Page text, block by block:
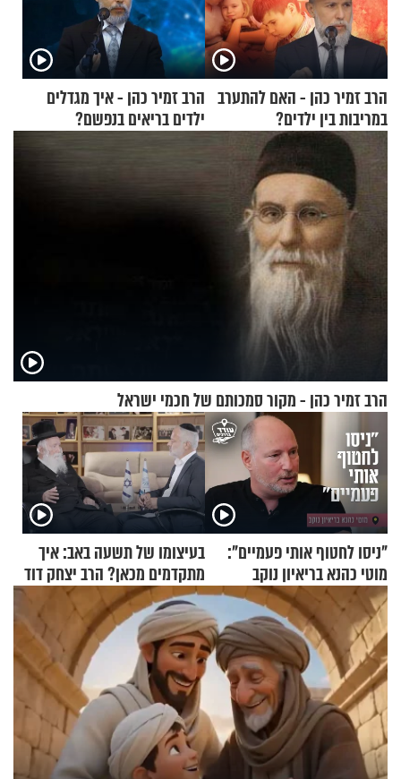
הרב זמיר כהן - האם להתערב
במריבות בין ילדים?
הרב זמיר כהן - איך מגדלים
ילדים בריאים בנפשם?
הרב זמיר כהן - מקור סמכותם של חכמי ישראל
"ניסו לחטוף אותי פעמיים":
מוטי כהנא בריאיון נוקב
בעיצומו של תשעה באב: איך
מתקדמים מכאן? הרב יצחק דוד
גרוסמן בשיחה מיוחדת